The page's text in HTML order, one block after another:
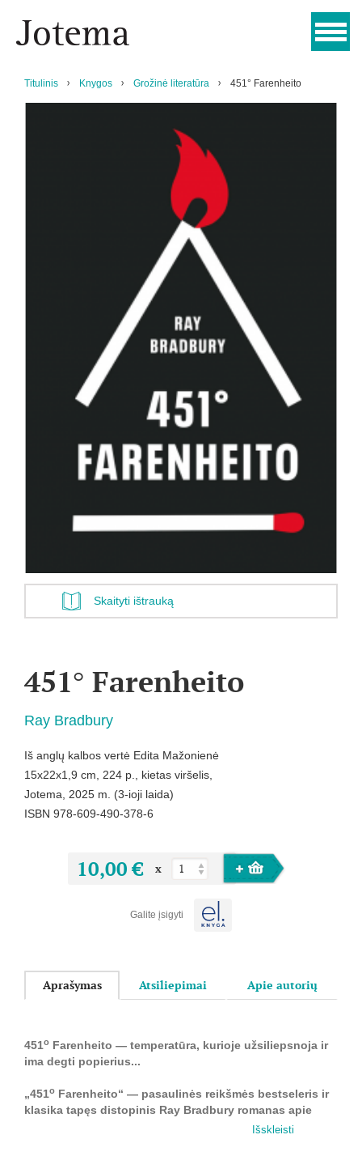
Titulinis Knygos Grožinė literatūra 451° Farenheito
Skaityti ištrauką
451° Farenheito
Ray Bradbury
Iš anglų kalbos vertė Edita Mažonienė
15x22x1,9 cm, 224 p., kietas viršelis,
Jotema, 2025 m. (3-ioji laida)
ISBN 978-609-490-378-6
10,00 € x
Galite įsigyti
Aprašymas Atsiliepimai Apie autorių
451o Farenheito — temperatūra, kurioje užsiliepsnoja ir
ima degti popierius...
„451o Farenheito“ — pasaulinės reikšmės bestseleris ir
klasika tapęs distopinis Ray Bradbury romanas apie
Išskleisti